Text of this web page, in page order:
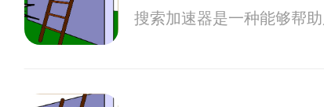
搜索加速器是一种能够帮